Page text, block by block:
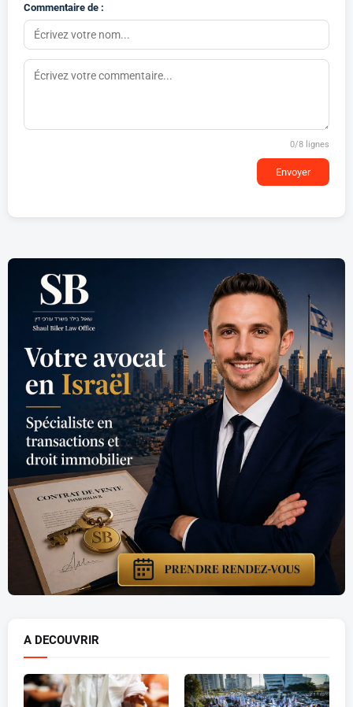
Commentaire de :
0/8 lignes
Envoyer
A DECOUVRIR